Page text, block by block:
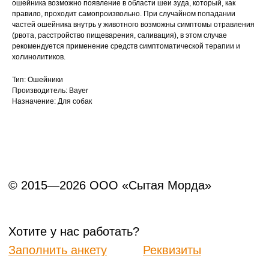
ошейника возможно появление в области шеи зуда, который, как
правило, проходит самопроизвольно. При случайном попадании
частей ошейника внутрь у животного возможны симптомы отравления
(рвота, расстройство пищеварения, саливация), в этом случае
рекомендуется применение средств симптоматической терапии и
холинолитиков.
Тип: Ошейники
Производитель: Bayer
Назначение: Для собак